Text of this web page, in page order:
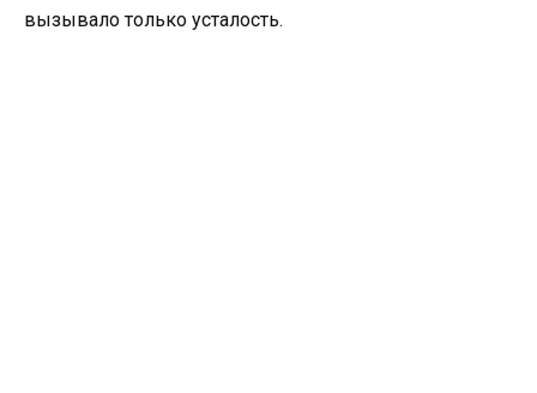
вызывало только усталость.